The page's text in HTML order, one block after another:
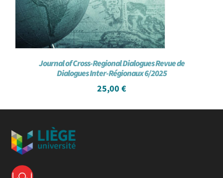
Journal of Cross-Regional Dialogues Revue de
Dialogues Inter-Régionaux 6/2025
25,00 €